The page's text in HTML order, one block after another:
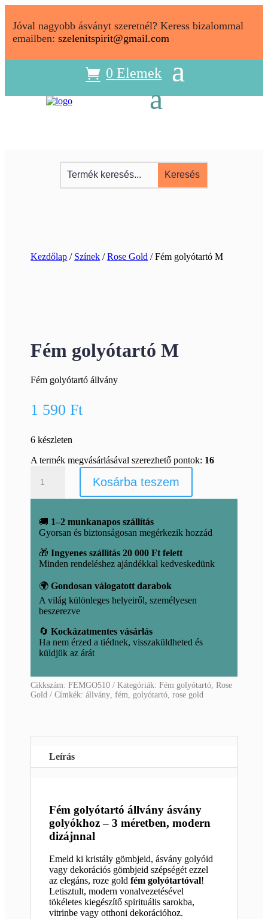
Jóval nagyobb ásványt szeretnél? Keress bizalommal
emailben: szelenitspirit@gmail.com
0 Elemek
Kezdőlap / Színek /Rose Gold / Fém golyótartó M
Fém golyótartó M
Fém golyótartó állvány
1 590Ft
6 készleten
A termék megvásárlásával szerezhető pontok: 16
golyótartó
Kosárba teszem
🚚 1–2 munkanapos szállítás
Gyorsan és biztonságosan megérkezik hozzád
🎁Ingyenes szállítás 20 000 Ft felett
Minden rendeléshez ajándékkal kedveskedünk
🌍Gondosan válogatott darabok
A világ különleges helyeiről, személyesen
beszerezve
🔄Kockázatmentes vásárlás
Ha nem érzed a tiédnek, visszaküldheted és
küldjük az árát
Cikkszám:FEMGO510 Kategóriák:Fém golyótartó ,Rose
Gold
Címkék:állvány ,fém golyótartó ,rose gold
Leírás
Fém golyótartó állvány ásvány
golyókhoz – 3 méretben, modern
dizájnnal
Emeld ki kristály gömbjeid, ásvány golyóid
vagy dekorációs gömbjeid szépségét ezzel
az elegáns, roze gold fém golyótartóval!
Letisztult, modern vonalvezetésével
tökéletes kiegészítő spirituális sarokba,
vitrinbe vagy otthoni dekorációhoz.